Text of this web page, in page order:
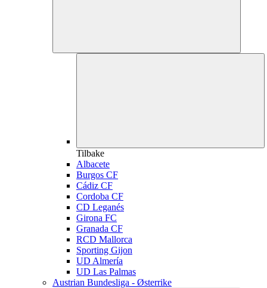
Tilbake
Albacete
Burgos CF
Cádiz CF
Cordoba CF
CD Leganés
Girona FC
Granada CF
RCD Mallorca
Sporting Gijon
UD Almería
UD Las Palmas
Austrian Bundesliga - Østerrike